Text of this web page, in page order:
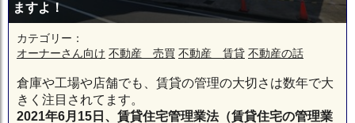
ますよ！
カテゴリー：
オーナーさん向け 不動産 売買 不動産 賃貸 不動産の話
倉庫や工場や店舗でも、賃貸の管理の大切さは数年で大
きく注目されてます。
2021年6月15日、賃貸住宅管理業法（賃貸住宅の管理業